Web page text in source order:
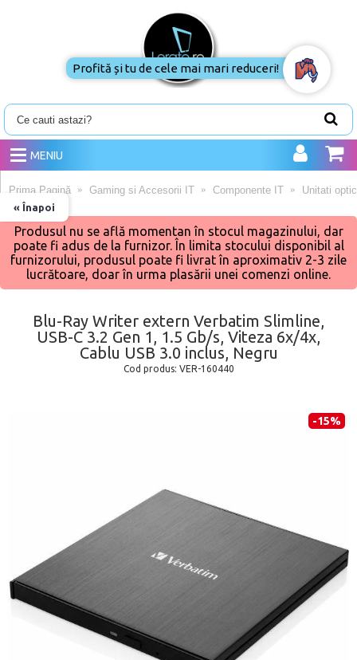
MENIU
« Înapoi
Prima Pagină Gaming si Accesorii IT Componente IT Unitati
Produsul nu se află momentan în stocul magazinului, dar
poate fi adus de la furnizor. În limita stocului disponibil al
furnizorului, produsul poate fi livrat în aproximativ 2-3 zile
lucrătoare, doar în urma plasării unei comenzi online.
Blu-Ray Writer extern Verbatim Slimline,
USB-C 3.2 Gen 1, 1.5 Gb/s, Viteza 6x/4x,
Cablu USB 3.0 inclus, Negru
Cod produs: VER-160440
-15%
Profită și tu de cele mai mari reduceri!